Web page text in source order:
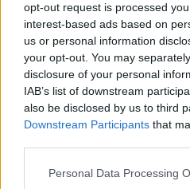
opt-out request is processed
interest-based ads based on
us or personal information
your opt-out. You may
disclosure of your personal
IAB’s list of downstream
also be disclosed by us to third
Downstream Participants that
Please note that this website/
Personal Data Processing
07. 31.
NEM A CITROMSAV, AZ
SZÓDABIKARBÓNA A
SZÁLLODÁKBAN A VÍZKŐ ELLEN
Ez a szer tényleg eltünteti a
24 óra